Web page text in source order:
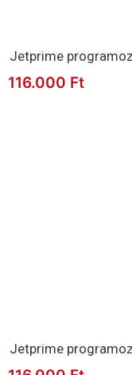
Jetprime
116.000 Ft
Jetprime